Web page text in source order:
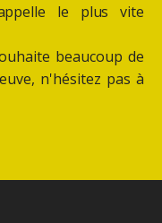
le plus vite
beaucoup de
n'hésitez pas à